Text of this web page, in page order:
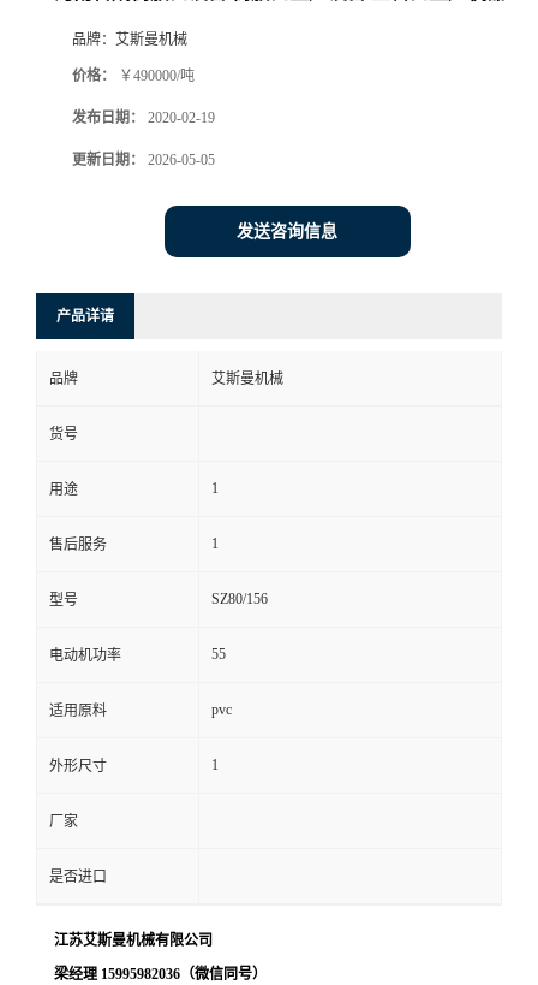
品牌： 艾斯曼机械
价格： ￥490000/吨
发布日期： 2020-02-19
更新日期： 2026-05-05
发送咨询信息
产品详请
品牌 艾斯曼机械
货号
用途 1
售后服务 1
型号 SZ80/156
电动机功率 55
适用原料 pvc
外形尺寸 1
厂家
是否进口
江苏艾斯曼机械有限公司
梁经理 15995982036（微信同号）